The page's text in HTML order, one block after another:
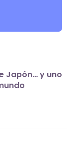
Japón… y uno